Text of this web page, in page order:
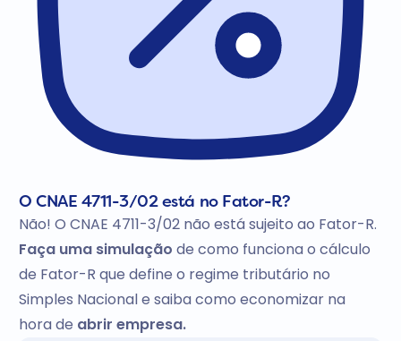
O CNAE 4711-3/02 está no Fator-R?
Não! O CNAE 4711-3/02 não está sujeito ao Fator-R.
Faça uma simulação de como funciona o cálculo
de Fator-R que define o regime tributário no
Simples Nacional e saiba como economizar na
hora de abrir empresa.